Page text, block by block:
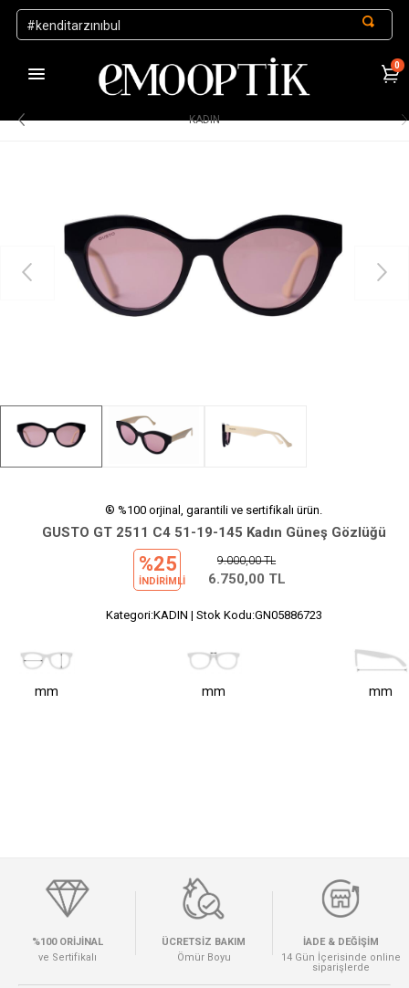
1000 TL ve Üzeri Alışverişlerde Kargo Ücretsiz
0
KADIN
® %100 orjinal, garantili ve sertifikalı ürün.
GUSTO GT 2511 C4 51-19-145 Kadın Güneş Gözlüğü
%25
INDIRIMLI
9.000,00TL
6.750,00 TL
Kategori:KADIN | Stok Kodu:GN05886723
mm mm mm
%100 ORİJİNAL
ve Sertifikalı
ÜCRETSİZ BAKIM
Ömür Boyu
İADE & DEĞİŞİM
14 Gün İçerisinde online
siparişlerde